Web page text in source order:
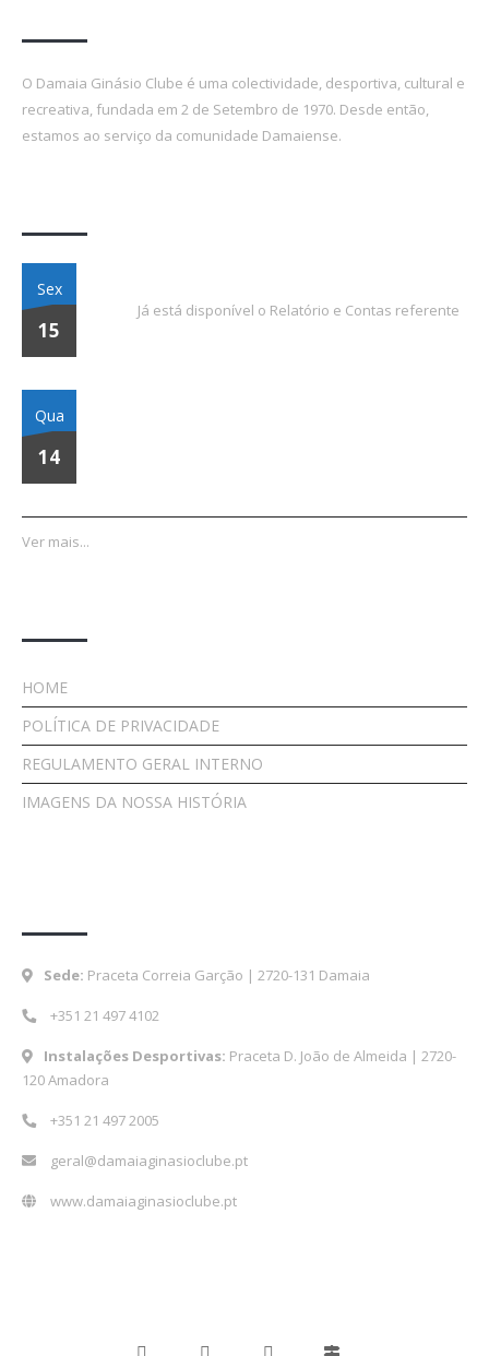
O Damaia Ginásio Clube é uma colectividade, desportiva, cultural e
recreativa, fundada em 2 de Setembro de 1970. Desde então,
estamos ao serviço da comunidade Damaiense.
Sex
15
Já está disponível o Relatório e Contas referente
Qua
14
Ver mais...
HOME
POLÍTICA DE PRIVACIDADE
REGULAMENTO GERAL INTERNO
IMAGENS DA NOSSA HISTÓRIA
Sede: Praceta Correia Garção | 2720-131 Damaia
+351 21 497 4102
Instalações Desportivas: Praceta D. João de Almeida | 2720-
120 Amadora
+351 21 497 2005
geral@damaiaginasioclube.pt
www.damaiaginasioclube.pt